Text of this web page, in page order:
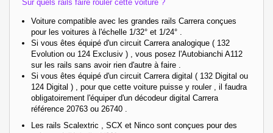
Sur quels rails faire rouler cette voiture ?
Voiture compatible avec les grandes rails Carrera conçues
pour les voitures à l'échelle 1/32° et 1/24° .
Si vous êtes équipé d'un circuit Carrera analogique ( 132
Evolution ou 124 Exclusiv ) , vous posez l'Autobianchi A112
sur les rails sans avoir rien d'autre à faire .
Si vous êtes équipé d'un circuit Carrera digital ( 132 Digital ou
124 Digital ) , pour que cette voiture puisse y rouler , il faudra
obligatoirement l'équiper d'un décodeur digital Carrera
référence 20763 ou 26740 .
Les rails Scalextric , SCX et Ninco sont conçues pour des